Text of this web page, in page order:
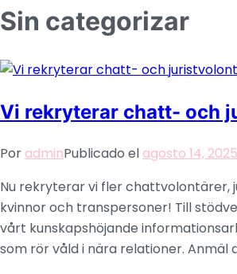
Sin categorizar
Vi rekryterar chatt- och
Por adminPublicado el agosto 14, 2025
Nu rekryterar vi fler chattvolontärer,
kvinnor och transpersoner! Till
vårt kunskapshöjande
som rör våld i nära relationer. Anmäl